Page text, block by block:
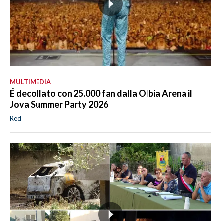
MULTIMEDIA
É decollato con 25.000 fan dalla Olbia Arena il
Jova Summer Party 2026
Red